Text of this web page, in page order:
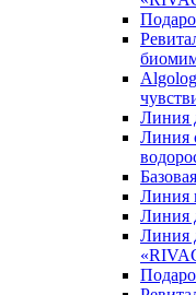
Линия
Линия
Линия
Линия
Линия